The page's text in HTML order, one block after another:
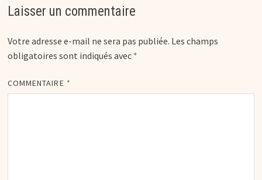
Laisser un commentaire
Votre adresse e-mail ne sera pas publiée. Les champs
obligatoires sont indiqués avec *
COMMENTAIRE *